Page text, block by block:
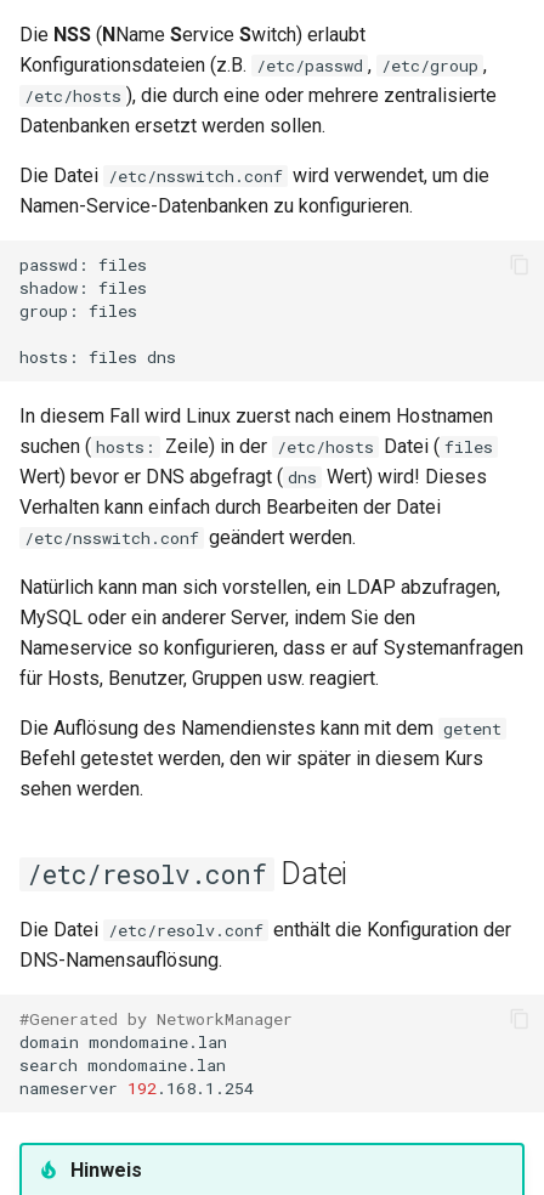
Die NSS ( N Name Service Switch) erlaubt
Konfigurationsdateien (z.B.
/etc/passwd , /etc/group ,
/etc/hosts ), die durch eine oder mehrere zentralisierte
Datenbanken ersetzt werden sollen.
Die Datei /etc/nsswitch.conf wird verwendet, um die
Namen-Service-Datenbanken zu konfigurieren.
passwd:
files
shadow:
files
group:
files
hosts: files
In diesem Fall wird Linux zuerst nach einem Hostnamen
suchen ( hosts: Zeile) in der /etc/hosts Datei ( files
Wert) bevor er DNS abgefragt ( dns Wert) wird! Dieses
Verhalten kann einfach durch Bearbeiten der Datei
/etc/nsswitch.conf geändert werden.
Natürlich kann man sich vorstellen, ein LDAP abzufragen,
MySQL oder ein anderer Server, indem Sie den
Nameservice so konfigurieren, dass er auf Systemanfragen
für Hosts, Benutzer, Gruppen usw. reagiert.
Die Auflösung des Namendienstes kann mit dem getent
Befehl getestet werden, den wir später in diesem Kurs
sehen werden.
/etc/resolv.conf Datei
Die Datei /etc/resolv.conf enthält die Konfiguration der
DNS-Namensauflösung.
#Generated by NetworkManager
domain mondomaine.lan
search mondomaine.lan
nameserver 192
Hinweis